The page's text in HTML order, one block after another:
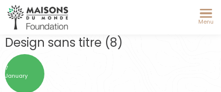
Menu
Design sans titre (8)
7
January